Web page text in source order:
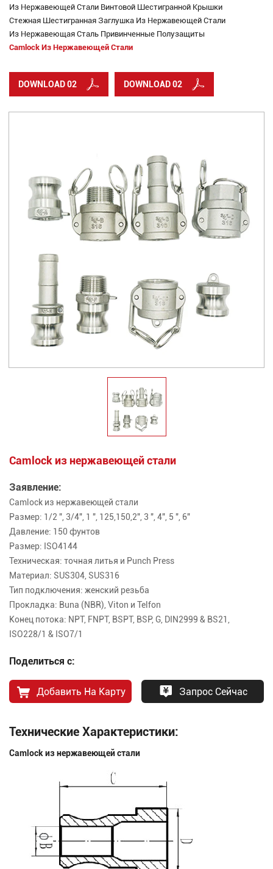
Из Нержавеющей Стали Винтовой Шестигранной Крышки
Стежная Шестигранная Заглушка Из Нержавеющей Стали
Из Нержавеющая Сталь Привинченные Полузащиты
Camlock Из Нержавеющей Стали
DOWNLOAD 02 DOWNLOAD 02
Camlock из нержавеющей стали
Заявление:
Camlock из нержавеющей стали
Размер: 1/2 ", 3/4", 1 ", 125,150,2", 3 ", 4", 5 ", 6"
Давление: 150 фунтов
Размер: ISO4144
Техническая: точная литья и Punch Press
Материал: SUS304, SUS316
Тип подключения: женский резьба
Прокладка: Buna (NBR), Viton и Telfon
Конец потока: NPT, FNPT, BSPT, BSP, G, DIN2999 & BS21,
ISO228/1 & ISO7/1
Поделиться с:
Добавить На Карту Запрос Сейчас
Технические Характеристики:
Camlock из нержавеющей стали